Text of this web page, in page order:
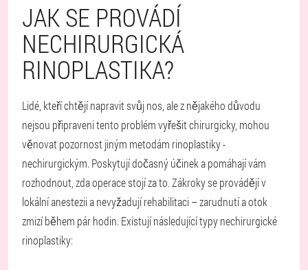
JAK SE PROVÁDÍ
NECHIRURGICKÁ
RINOPLASTIKA?
Lidé, kteří chtějí napravit svůj nos, ale z nějakého důvodu
nejsou připraveni tento problém vyřešit chirurgicky, mohou
věnovat pozornost jiným metodám rinoplastiky -
nechirurgickým. Poskytují dočasný účinek a pomáhají vám
rozhodnout, zda operace stojí za to. Zákroky se provádějí v
lokální anestezii a nevyžadují rehabilitaci – zarudnutí a otok
zmizí během pár hodin. Existují následující typy nechirurgické
rinoplastiky: